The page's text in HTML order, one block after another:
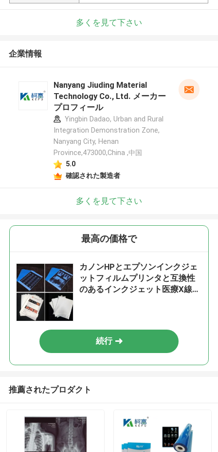
多くを見て下さい
企業情報
Nanyang Jiuding Material
Technology Co., Ltd. メーカー
プロフィール
Yingbin Dadao, Urban and Rural
Integration Demonstration Zone,
Nanyang City, Henan
Province,473000,China ,中国
5.0
確認された製造者
多くを見て下さい
最高の価格で
カノンHPとエプソンインクジェ
ットフィルムプリンタと互換性
のあるインクジェット医療X線フ
続行
推薦されたプロダクト